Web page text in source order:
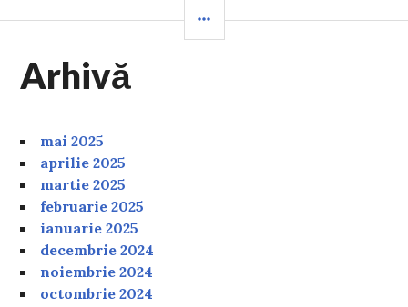
Arhivă
mai 2025
aprilie 2025
martie 2025
februarie 2025
ianuarie 2025
decembrie 2024
noiembrie 2024
octombrie 2024